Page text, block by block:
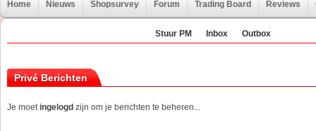
Home Nieuws Shopsurvey Forum Trading Board Reviews
Stuur PM Inbox Outbox
Privé Berichten
Je moetingelogd zijn om je berichten te beheren...